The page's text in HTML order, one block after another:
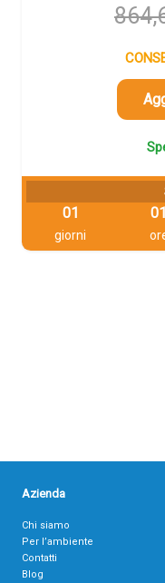
01
giorni
01
Azienda
Chi siamo
Per l’ambiente
Contatti
Blog